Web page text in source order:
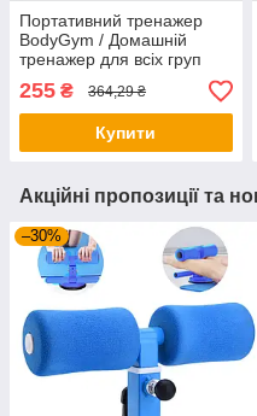
Портативний тренажер
BodyGym / Домашній
тренажер для всіх груп
255 ₴ 364,29 ₴
Купити
Акційні пропозиції та
–30%